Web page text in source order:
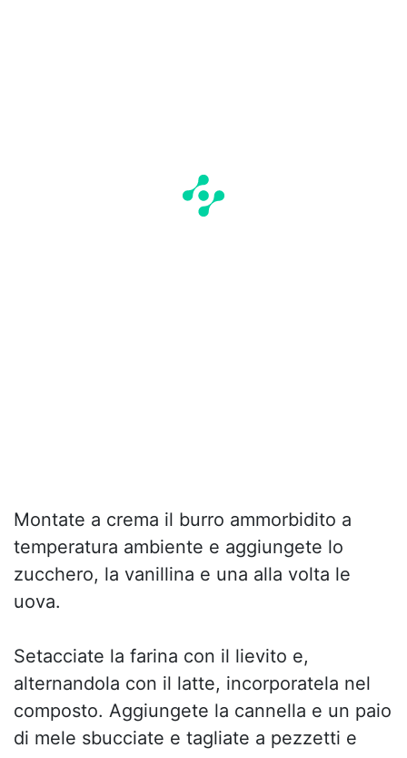
Montate a crema il burro ammorbidito a
temperatura ambiente e aggiungete lo
zucchero, la vanillina e una alla volta le
uova.
Setacciate la farina con il lievito e,
alternandola con il latte, incorporatela nel
composto. Aggiungete la cannella e un paio
di mele sbucciate e tagliate a pezzetti e